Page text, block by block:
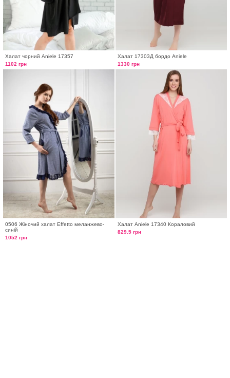
Халат чорний Aniele 17357
1102 грн
Халат 17303Д бордо Aniele
1330 грн
0506 Жіночий халат Effetto меланжево-
синій
1052 грн
Халат Aniele 17340 Кораловий
829.5 грн